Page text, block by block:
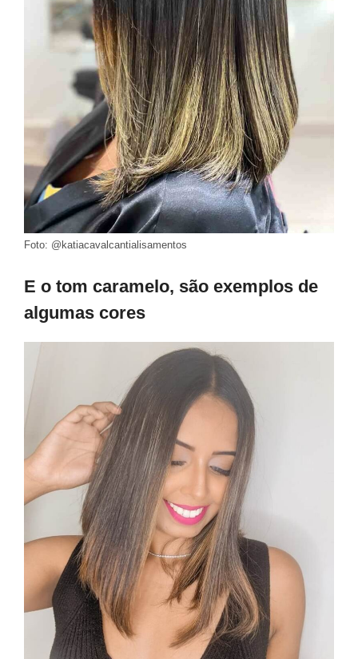
Foto: @katiacavalcantialisamentos
E o tom caramelo, são exemplos de
algumas cores